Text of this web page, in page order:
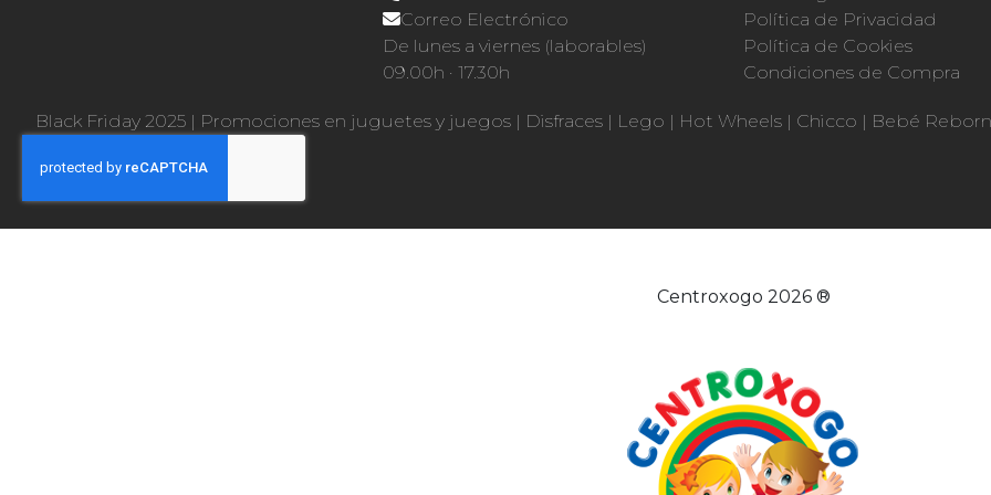
Correo Electrónico
De lunes a viernes (laborables)
09.00h · 17.30h
Política de Privacidad
Política de Cookies
Condiciones de Compra
Black Friday 2025 | Promociones en juguetes y juegos | Disfraces | Lego | Hot Wheels | Chicco | Bebé Reborn
Centroxogo 2026 ®